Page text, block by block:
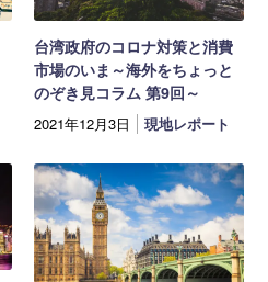
台湾政府のコロナ対策と消費
市場のいま～海外をちょっと
のぞき見コラム 第9回～
2021年12月3日 現地レポート